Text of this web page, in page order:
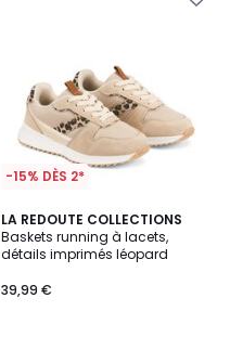
-15% DÈS 2*
LA REDOUTE COLLECTIONS
Baskets running à lacets,
détails imprimés léopard
39,99 €
4,1
/ 5